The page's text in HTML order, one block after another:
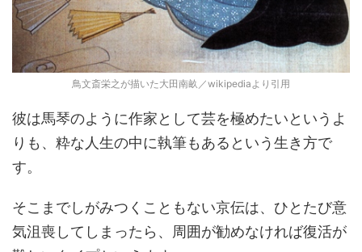
鳥文斎栄之が描いた大田南畝／wikipediaより引用
彼は馬琴のように作家として芸を極めたいというよ
りも、粋な人生の中に執筆もあるという生き方で
す。
そこまでしがみつくこともない京伝は、ひとたび意
気沮喪してしまったら、周囲が勧めなければ復活が